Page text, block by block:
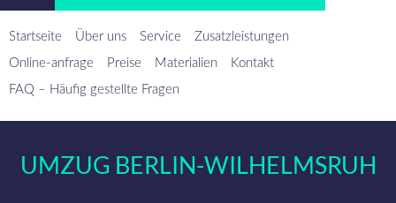
Startseite Über uns Service
Zusatzleistungen
Online-anfrage
Preise Materialien
Kontakt
FAQ – Häufig gestellte Fragen
UMZUG BERLIN-WILHELMSRUH